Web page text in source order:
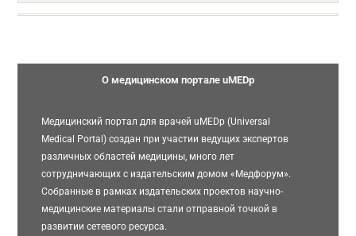
О медицинском портале uMEDp
Медицинский портал для врачей uMEDp (Universal
Medical Portal) создан при участии ведущих экспертов
различных областей медицины, много лет
сотрудничающих с издательским домом «Медфорум».
Собранные в рамках издательских проектов научно-
медицинские материалы стали отправной точкой в
развитии сетевого ресурса.